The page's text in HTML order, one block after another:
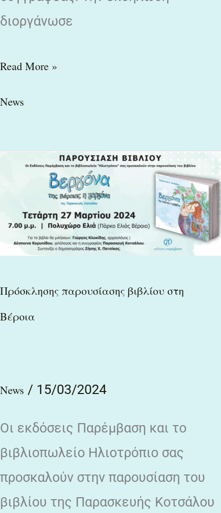
διοργάνωσε
Read More »
News
Πρόσκλησης παρουσίασης βιβλίου στη
Βέροια
News / 15/03/2024
Οι εκδόσεις Παρέμβαση και το
βιβλιοπωλείο Ηλιοτρόπιο σας
προσκαλούν στην παρουσίαση του
βιβλίου της Παρασκευής Κοτσάλου
Πρόσκλησης
παρουσίασης
στη
Βέροια